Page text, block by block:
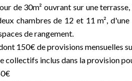
de 30m² ouvrant sur une
chambres de 12 et 11 m²,
de rangement.
150€ de provisions mensuelles
collectifs inclus dans la provision